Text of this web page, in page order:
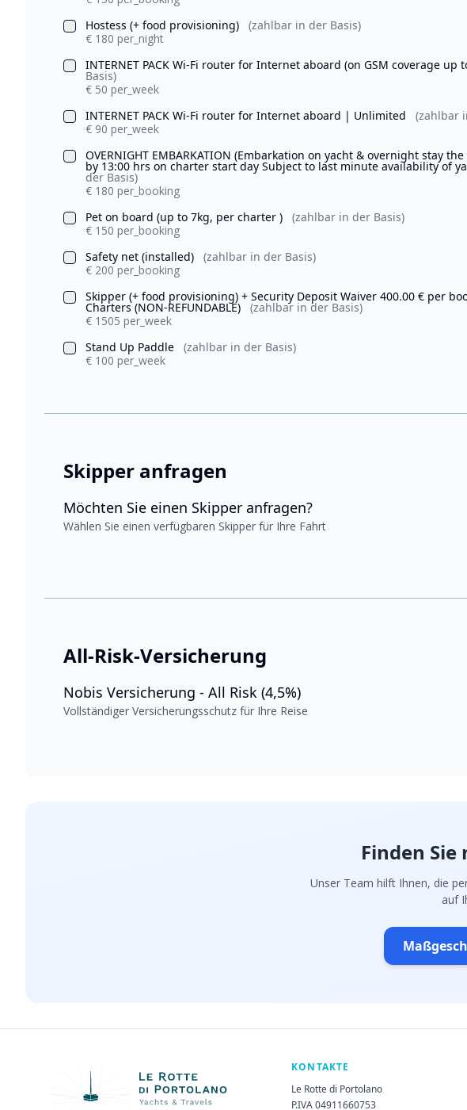
Hostess (+ food provisioning)
(zahlbar in der Basis)
€ 180 per_night
INTERNET PACK Wi-Fi router for Internet aboard (on GSM coverage up
Basis)
€ 50 per_week
INTERNET PACK Wi-Fi router for Internet aboard | Unlimited
(zahlbar
€ 90 per_week
OVERNIGHT EMBARKATION (Embarkation on yacht & overnight stay
by 13:00 hrs on charter start day Subject to last minute availability of
der Basis)
€ 180 per_booking
Pet on board (up to 7kg, per charter )
(zahlbar in der Basis)
€ 150 per_booking
Safety net (installed)
(zahlbar in der Basis)
€ 200 per_booking
Skipper (+ food provisioning) + Security Deposit Waiver 400.00 € per
Charters (NON-REFUNDABLE)
(zahlbar in der Basis)
€ 1505 per_week
Stand Up Paddle
(zahlbar in der Basis)
€ 100 per_week
Skipper anfragen
Möchten Sie einen Skipper anfragen?
Wählen Sie einen verfügbaren Skipper für Ihre Fahrt
All-Risk-Versicherung
Nobis Versicherung - All Risk (4,5%)
Vollständiger Versicherungsschutz für Ihre Reise
Finden
Unser Team hilft Ihnen, die
auf
KONTAKTE
Le Rotte di Portolano
P.IVA 04911660753